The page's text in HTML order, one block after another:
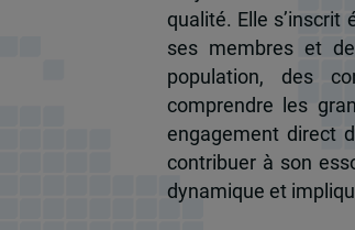
qualité. Elle
ses membres et
population, des
comprendre les
engagement direct
contribuer à son
dynamique et